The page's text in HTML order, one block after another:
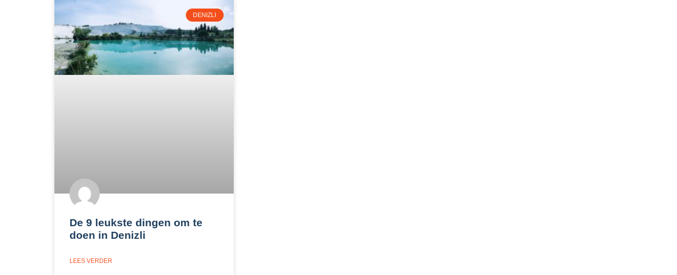
DENIZLI
De 9 leukste dingen om te
doen in Denizli
LEES VERDER